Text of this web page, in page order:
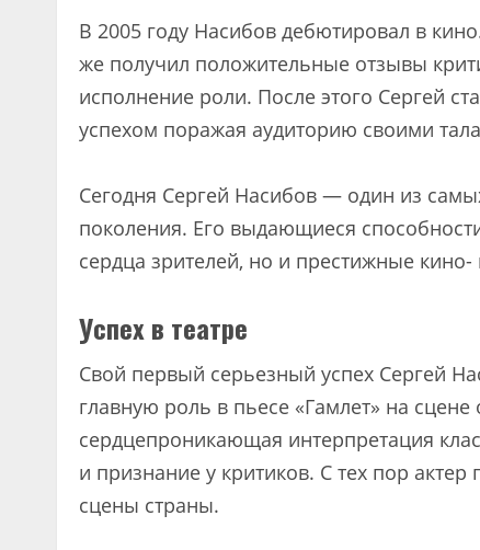
В 2005 году Насибов дебютировал в
же получил положительные отзывы
исполнение роли. После этого Сергей
успехом поражая аудиторию своими
Сегодня Сергей Насибов — один из
поколения. Его выдающиеся
сердца зрителей, но и престижные
Успех в театре
Свой первый серьезный успех Сергей
главную роль в пьесе «Гамлет» на
сердцепроникающая интерпретация
и признание у критиков. С тех пор
сцены страны.